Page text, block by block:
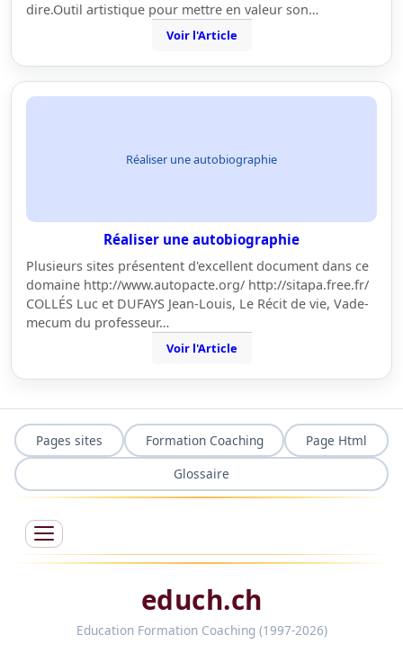
dire.Outil artistique pour mettre en valeur son…
Voir l'Article
Réaliser une autobiographie
Réaliser une autobiographie
Plusieurs sites présentent d'excellent document dans ce
domaine http://www.autopacte.org/ http://sitapa.free.fr/
COLLÉS Luc et DUFAYS Jean-Louis, Le Récit de vie, Vade-
mecum du professeur…
Voir l'Article
Pages sites Formation Coaching
Page Html
Glossaire
educh.ch
Education Formation Coaching (1997-2026)